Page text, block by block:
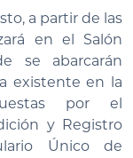
a partir de las
en el Salón
se abarcarán
existente en la
por el
y Registro
Único de